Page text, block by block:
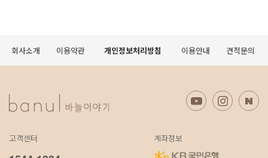
회사소개 이용약관 개인정보처리방침 이용안내 견적문의
고객센터 계좌정보